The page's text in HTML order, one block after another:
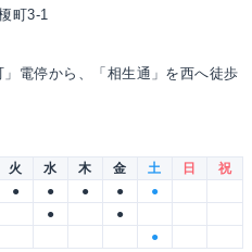
町3-1
電停から、「相生通」を西へ徒歩
火 水 木 金 土 日
祝
● ● ● ●
●
●
●
●